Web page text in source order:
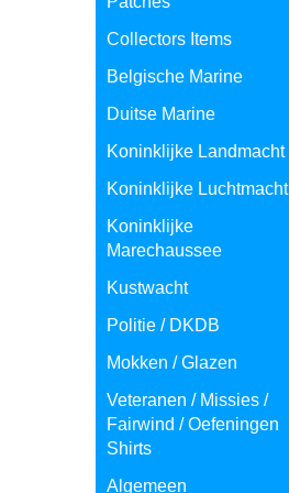
Collectors Items
Belgische Marine
Duitse Marine
Koninklijke Landmacht
Koninklijke Luchtmacht
Koninklijke
Marechaussee
Kustwacht
Politie / DKDB
Mokken / Glazen
Veteranen / Missies /
Fairwind / Oefeningen
Shirts
Algemeen